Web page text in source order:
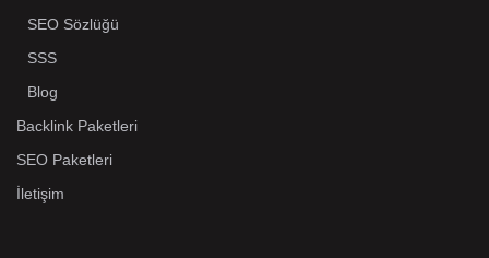
SEO Sözlüğü
SSS
Blog
Backlink Paketleri
SEO Paketleri
İletişim